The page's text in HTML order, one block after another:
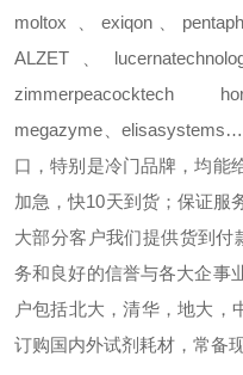
moltox
exiqon、
ALZET
zimmerpeacocktech
megazyme 、
口，特别是冷门品牌，均能
加急，快10天到货；保证服
大部分客户我们提供货到付
务和良好的信誉与各大企事
户包括北大，清华，地大，
订购国内外试剂耗材，常备